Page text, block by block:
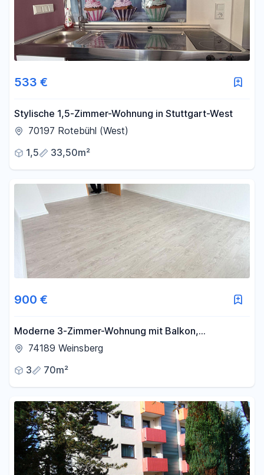
533 €
Stylische 1,5-Zimmer-Wohnung in Stuttgart-West
70197 Rotebühl (West)
1,5
33,50m²
900 €
Moderne 3-Zimmer-Wohnung mit Balkon,
Einbauküche & Stellplatz in Weinsberg
74189 Weinsberg
3
70m²